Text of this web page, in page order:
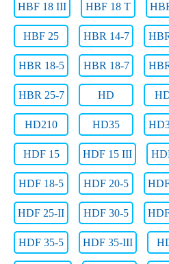
HBF 18 III HBF 18 T
HBF 25 HBR 14-7
HBR 18-5 HBR 18-7
HBR 25-7 HD
HD210 HD35
HDF 15 HDF 15 III
HDF 18-5 HDF 20-5
HDF 25-II HDF 30-5
HDF 35-5 HDF 35-III